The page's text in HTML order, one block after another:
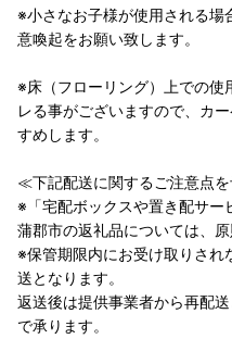
※小さなお子様が使用される場
意喚起をお願い致します。
※床（フローリング）上での使
レる事がございますので、カ
すめします。
≪下記配送に関するご注意点
※「宅配ボックスや置き配サー
蒲郡市の返礼品については、原
※保管期限内にお受け取りされ
送となります。
返送後は提供事業者から再配
で承ります。